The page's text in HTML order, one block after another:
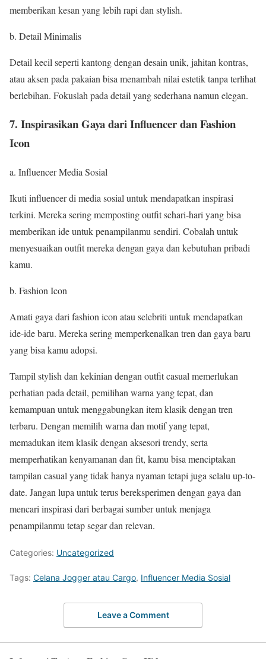
memberikan kesan yang lebih rapi dan stylish.
b. Detail Minimalis
Detail kecil seperti kantong dengan desain unik, jahitan kontras,
atau aksen pada pakaian bisa menambah nilai estetik tanpa terlihat
berlebihan. Fokuslah pada detail yang sederhana namun elegan.
7. Inspirasikan Gaya dari Influencer dan Fashion
Icon
a. Influencer Media Sosial
Ikuti influencer di media sosial untuk mendapatkan inspirasi
terkini. Mereka sering memposting outfit sehari-hari yang bisa
memberikan ide untuk penampilanmu sendiri. Cobalah untuk
menyesuaikan outfit mereka dengan gaya dan kebutuhan pribadi
kamu.
b. Fashion Icon
Amati gaya dari fashion icon atau selebriti untuk mendapatkan
ide-ide baru. Mereka sering memperkenalkan tren dan gaya baru
yang bisa kamu adopsi.
Tampil stylish dan kekinian dengan outfit casual memerlukan
perhatian pada detail, pemilihan warna yang tepat, dan
kemampuan untuk menggabungkan item klasik dengan tren
terbaru. Dengan memilih warna dan motif yang tepat,
memadukan item klasik dengan aksesori trendy, serta
memperhatikan kenyamanan dan fit, kamu bisa menciptakan
tampilan casual yang tidak hanya nyaman tetapi juga selalu up-to-
date. Jangan lupa untuk terus bereksperimen dengan gaya dan
mencari inspirasi dari berbagai sumber untuk menjaga
penampilanmu tetap segar dan relevan.
Categories: Uncategorized
Tags: Celana Jogger atau Cargo, Influencer Media Sosial
Leave a Comment